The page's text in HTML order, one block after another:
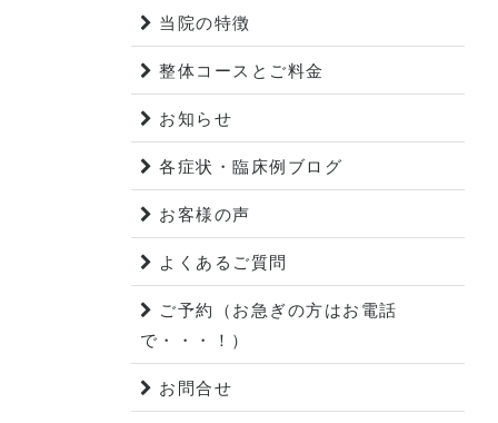
当院の特徴
整体コースとご料金
お知らせ
各症状・臨床例ブログ
お客様の声
よくあるご質問
ご予約（お急ぎの方はお電話
で・・・！）
お問合せ